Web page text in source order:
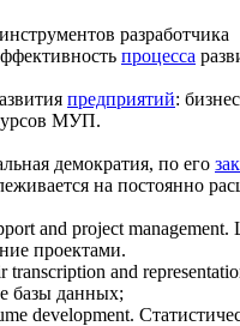
разработчика
процесса
предприятий:
МУП.
демократия, по его
на постоянно
and project management.
проектами.
and
базы данных;
development.